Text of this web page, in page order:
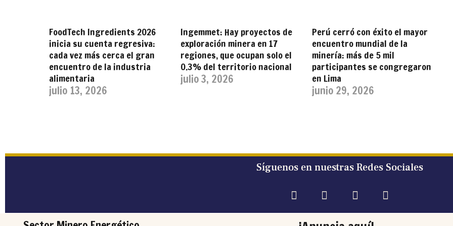
FoodTech Ingredients 2026
inicia su cuenta regresiva:
cada vez más cerca el gran
encuentro de la industria
alimentaria
julio 13, 2026
Ingemmet: Hay proyectos de
exploración minera en 17
regiones, que ocupan solo el
0.3% del territorio nacional
julio 3, 2026
Perú cerró con éxito el mayor
encuentro mundial de la
minería: más de 5 mil
participantes se congregaron
en Lima
junio 29, 2026
Síguenos en nuestras Redes Sociales